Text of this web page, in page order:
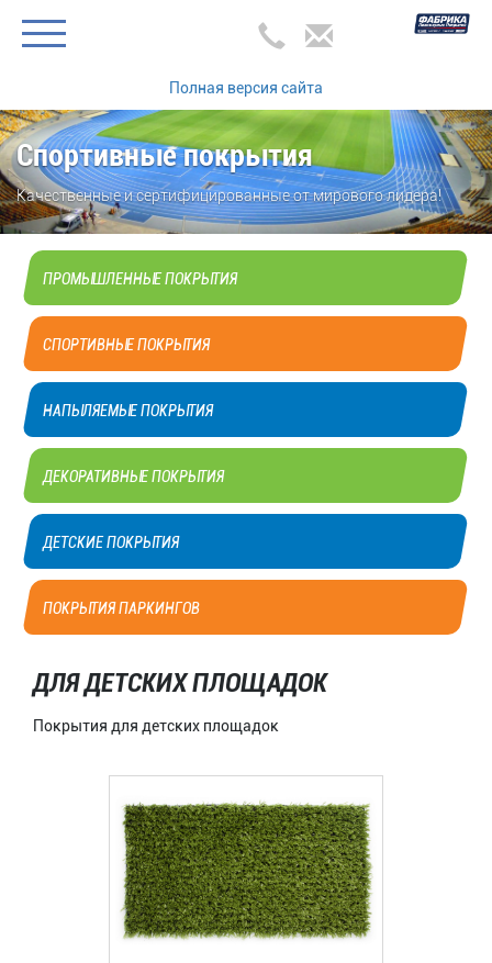
Полная версия сайта
Спортивные покрытия
Качественные и сертифицированные от мирового лидера!
ПРОМЫШЛЕННЫЕ ПОКРЫТИЯ
СПОРТИВНЫЕ ПОКРЫТИЯ
НАПЫЛЯЕМЫЕ ПОКРЫТИЯ
ДЕКОРАТИВНЫЕ ПОКРЫТИЯ
ДЕТСКИЕ ПОКРЫТИЯ
ПОКРЫТИЯ ПАРКИНГОВ
ДЛЯ ДЕТСКИХ ПЛОЩАДОК
Покрытия для детских площадок